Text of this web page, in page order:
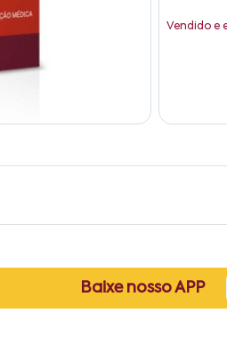
Vendido e
Baixe nosso APP